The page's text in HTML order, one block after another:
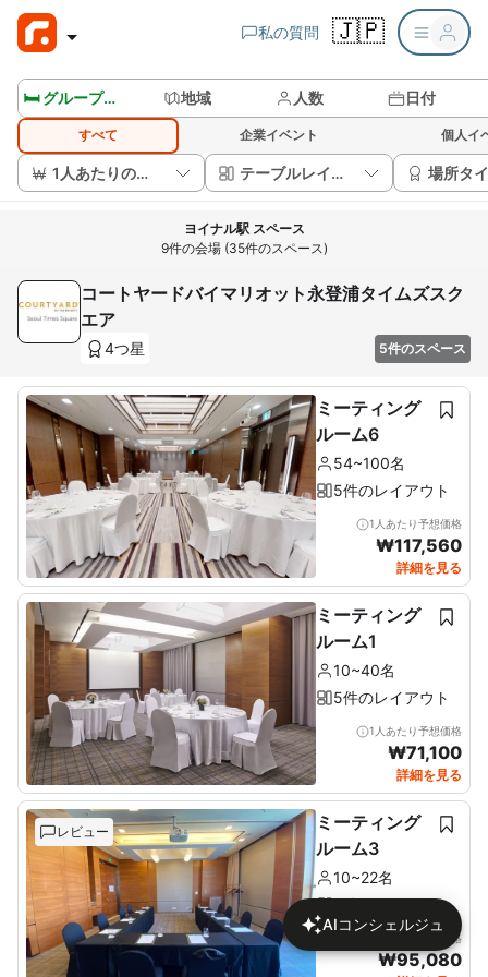
私の質問 🇯🇵
🛏️ グループルームを見る 地域 人数 日付
すべて 企業イベント 個人イ
1人あたりの価格 テーブルレイアウト 場所タ
ヨイナル駅 スペース
9件の会場 (35件のスペース)
コートヤードバイマリオット永登浦タイムズスク
エア
4つ星 5件のスペース
ミーティング
ルーム6
54~100名
5件のレイアウト
1人あたり予想価格
₩117,560
詳細を見る
ミーティング
ルーム1
10~40名
5件のレイアウト
1人あたり予想価格
₩71,100
詳細を見る
レビュー
ミーティング
ルーム3
10~22名
5件のレイアウト
1人あたり予想価格
₩95,080
AIコンシェルジュ